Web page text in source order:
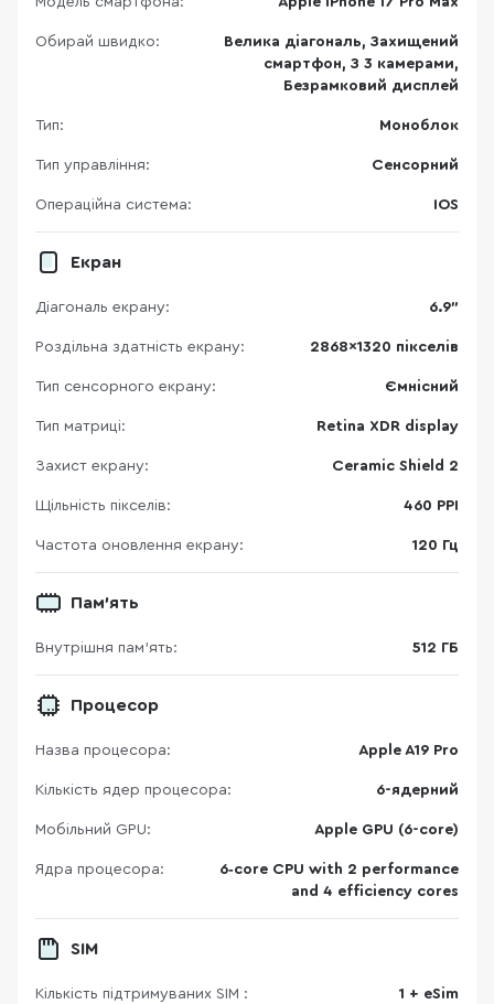
Обирай швидко:
Велика діагональ, Захищений
смартфон, З 3 камерами,
Безрамковий дисплей
Тип: Моноблок
Тип управління: Сенсорний
Операційна система: IOS
Екран
Діагональ екрану: 6.9"
Роздільна здатність екрану: 2868x1320 пікселів
Тип сенсорного екрану: Ємнісний
Тип матриці: Retina XDR display
Захист екрану: Ceramic Shield 2
Щільність пікселів: 460 PPI
Частота оновлення екрану: 120 Гц
Пам'ять
Внутрішня пам'ять: 512 ГБ
Процесор
Назва процесора: Apple A19 Pro
Кількість ядер процесора: 6-ядерний
Мобільний GPU: Apple GPU (6-core)
Ядра процесора:
6‑core CPU with 2 performance
and 4 efficiency cores
SIM
Кількість підтримуваних SIM : 1 + eSim